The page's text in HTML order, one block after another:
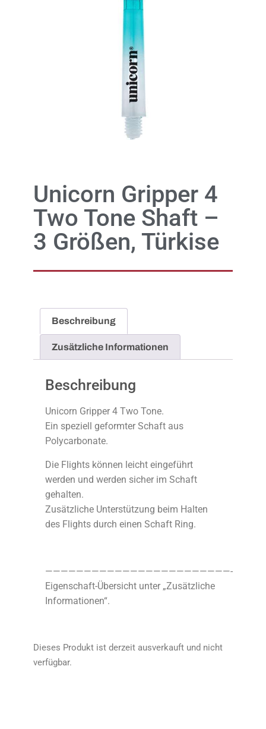
Unicorn Gripper 4
Two Tone Shaft –
3 Größen, Türkise
Beschreibung
Zusätzliche Informationen
Beschreibung
Unicorn Gripper 4 Two Tone.
Ein speziell geformter Schaft aus
Polycarbonate.
Die Flights können leicht eingeführt
werden und werden sicher im Schaft
gehalten.
Zusätzliche Unterstützung beim Halten
des Flights durch einen Schaft Ring.
————————————————————————-
Eigenschaft-Übersicht unter „Zusätzliche
Informationen“.
Dieses Produkt ist derzeit ausverkauft und nicht
verfügbar.